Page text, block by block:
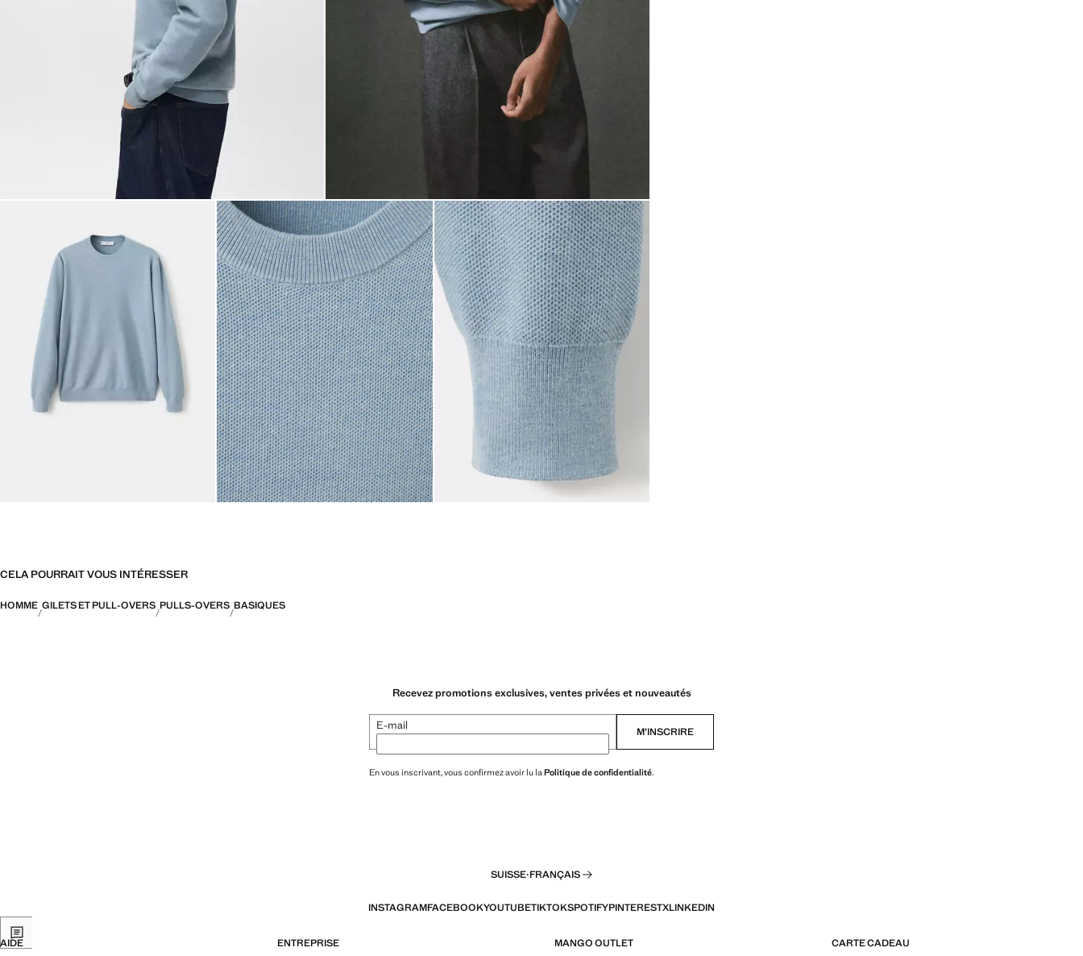
CELA POURRAIT VOUS INTÉRESSER
HOMME GILETS ET PULL-OVERS PULLS-OVERS BASIQUES
Recevez promotions exclusives, ventes privées et nouveautés
E-mail M’INSCRIRE
En vous inscrivant, vous confirmez avoir lu laPolitique de confidentialité.
SUISSE·FRANÇAIS
INSTAGRAMFACEBOOKYOUTUBETIKTOKSPOTIFYPINTERESTXLINKEDIN
AIDE ENTREPRISE MANGO OUTLET CARTE CADEAU